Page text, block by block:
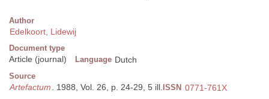
Author
Edelkoort, Lidewij
Document type
Article (journal) Language Dutch
Source
Artefactum. 1988, Vol. 26, p. 24-29, 5 ill. ISSN 0771-761X